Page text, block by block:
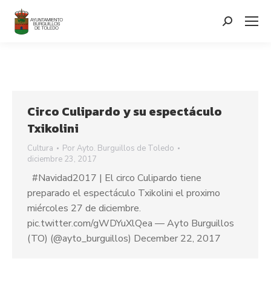
contenido
Search:
Circo Culipardo y su espectáculo
Txikolini
Cultura PorAyto. Burguillos de Toledo
diciembre 23, 2017
#Navidad2017 | El circo Culipardo tiene
preparado el espectáculo Txikolini el proximo
miércoles 27 de diciembre.
pic.twitter.com/gWDYuXlQea — Ayto Burguillos
(TO) (@ayto_burguillos) December 22, 2017